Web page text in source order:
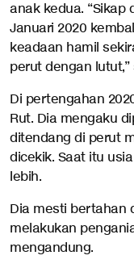
anak kedua. “Sikap
Januari 2020
keadaan hamil
perut dengan
Di pertengahan
Rut. Dia mengaku
ditendang di perut
dicekik. Saat itu
lebih.
Dia mesti bertahan
melakukan
mengandung.